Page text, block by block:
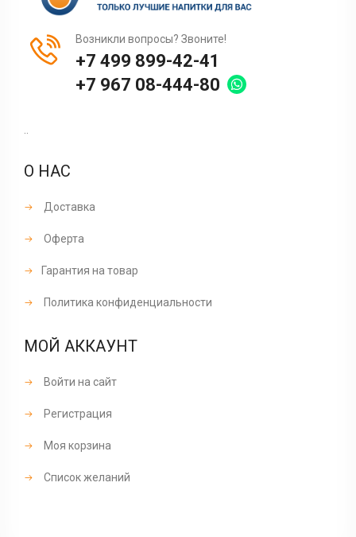
Возникли вопросы? Звоните!
+7 499 899-42-41
+7 967 08-444-80
..
О НАС
Доставка
Оферта
Гарантия на товар
Политика конфиденциальности
МОЙ АККАУНТ
Войти на сайт
Регистрация
Моя корзина
Список желаний